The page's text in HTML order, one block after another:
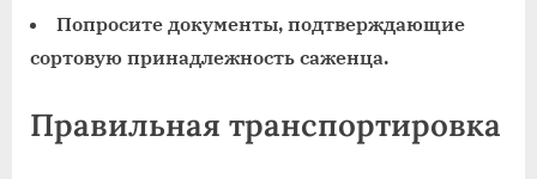
Попросите документы, подтверждающие
сортовую принадлежность саженца.
Правильная транспортировка